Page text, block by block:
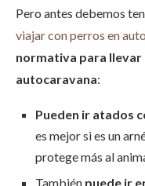
Pero antes debemos
viajar con perros en
normativa para
autocaravana:
Pueden ir atados
es mejor si es un
protege más al
También puede ir